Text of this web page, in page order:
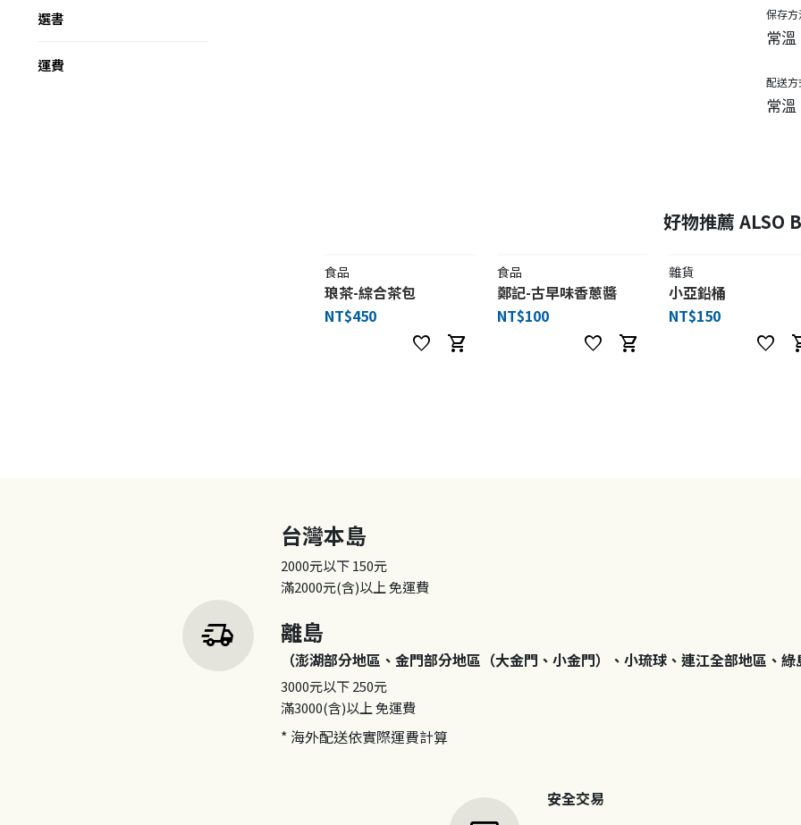
選書
運費
保存方
常溫
配送方
常溫
好物推薦 ALSO
食品
琅茶-綜合茶包
NT$450
favorite shopping_cart
食品
鄭記-古早味香蔥醬
NT$100
favorite shopping_cart
雜貨
小亞鉛桶
NT$150
favorite
delivery_truck_speed
台灣本島
2000元以下150元
滿2000元(含)以上免運費
離島
（澎湖部分地區、金門部分地區（大金門、小金門）、小琉球、連江全部地區、綠
3000元以下250元
滿3000(含)以上免運費
* 海外配送依實際運費計算
安全交易